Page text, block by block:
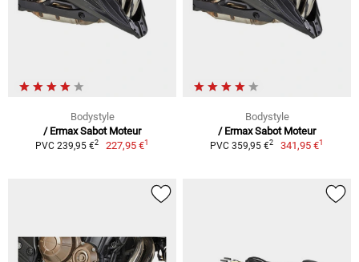
Bodystyle
/ Ermax Sabot Moteur
PVC 239,95 €2 227,95 €1
Bodystyle
/ Ermax Sabot Moteur
PVC 359,95 €2 341,95 €1